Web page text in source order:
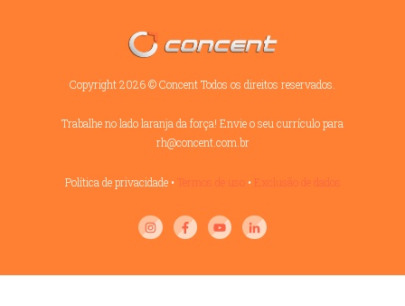
Copyright2026©ConcentTodos os direitos reservados.
Trabalhe no lado laranja da força! Envie o seu currículo para
rh@concent.com.br
Política de privacidade•Termos de uso • Exclusão de dados